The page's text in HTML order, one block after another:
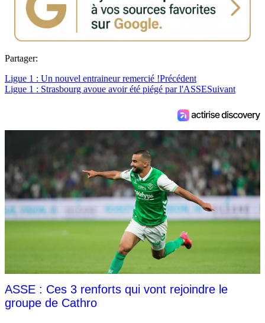
Partager:
Ligue 1 : Un nouvel entraineur remercié !Précédent
Ligue 1 : Strasbourg avoue avoir été piégé par l'ASSESuivant
ASSE : Ces 3 renforts qui vont rejoindre le
groupe de Cathro